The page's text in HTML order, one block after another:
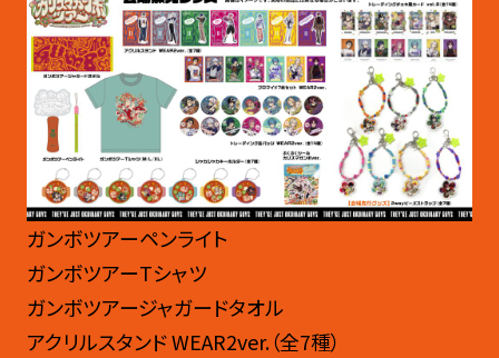
ガンボツアーペンライト
ガンボツアーTシャツ
ガンボツアージャガードタオル
アクリルスタンド WEAR2ver.（全7種）